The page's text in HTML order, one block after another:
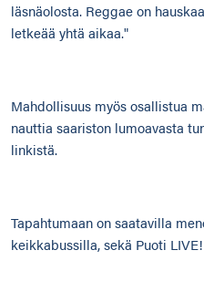
läsnäolosta. Reggae on
letkeää yhtä aikaa."
Mahdollisuus myös osallistua
nauttia saariston lumoavasta
linkistä.
Tapahtumaan on saatavilla
keikkabussilla, sekä Puoti